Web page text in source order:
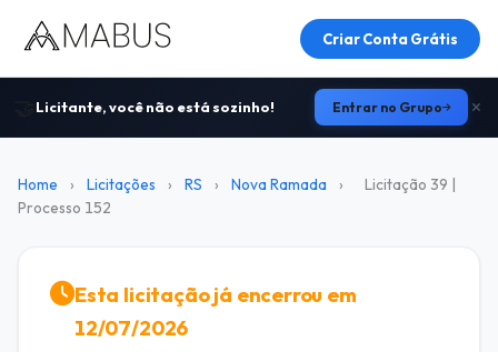
Criar Conta Grátis
Licitante, você não está sozinho! Entrar no Grupo
Home › Licitações › RS › Nova Ramada ›
Licitação 39 |
Processo 152
Esta licitação já encerrou em
12/07/2026